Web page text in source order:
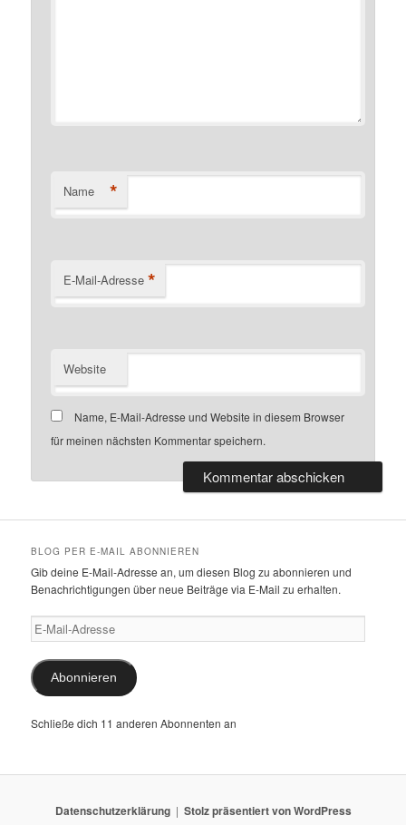
Name *
E-Mail-Adresse *
Website
Name, E-Mail-Adresse und Website in diesem Browser
für meinen nächsten Kommentar speichern.
BLOG PER E-MAIL ABONNIEREN
Gib deine E-Mail-Adresse an, um diesen Blog zu abonnieren und
Benachrichtigungen über neue Beiträge via E-Mail zu erhalten.
E-
Mail-
Adresse
Abonnieren
Schließe dich 11 anderen Abonnenten an
Datenschutzerklärung Stolz präsentiert von WordPress